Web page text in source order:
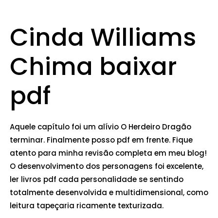
Cinda Williams
Chima baixar
pdf
Aquele capítulo foi um alívio O Herdeiro Dragão
terminar. Finalmente posso pdf em frente. Fique
atento para minha revisão completa em meu blog!
O desenvolvimento dos personagens foi excelente,
ler livros pdf cada personalidade se sentindo
totalmente desenvolvida e multidimensional, como
leitura tapeçaria ricamente texturizada.